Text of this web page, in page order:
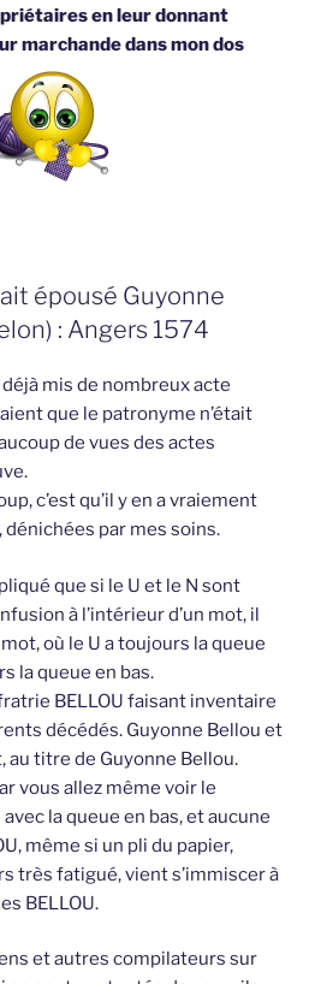
en leur donnant
marchande dans mon dos
épousé Guyonne
: Angers 1574
mis de nombreux acte
que le patronyme n’était
de vues des actes
c’est qu’il y en a vraiement
dénichées par mes soins.
que si le U et le N sont
à l’intérieur d’un mot, il
où le U a toujours la queue
la queue en bas.
BELLOU faisant inventaire
décédés. Guyonne Bellou et
au titre de Guyonne Bellou.
vous allez même voir le
la queue en bas, et aucune
même si un pli du papier,
très fatigué, vient s’immiscer à
BELLOU.
et autres compilateurs sur